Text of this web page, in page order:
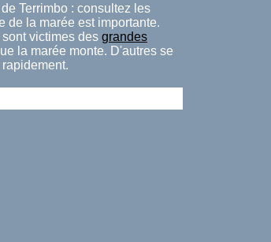
Terrimbo : consultez les
de la marée est importante.
victimes des grandes
la marée monte. D'autres se